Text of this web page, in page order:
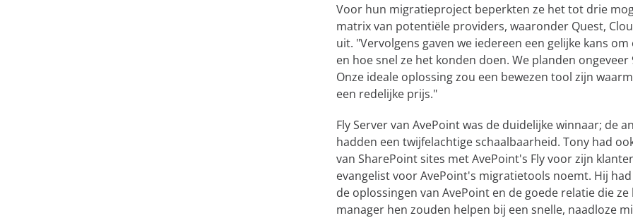
Voor hun migratieproject beperkten ze het tot drie
matrix van potentiële providers, waaronder Quest,
uit. "Vervolgens gaven we iedereen een gelijke kans
en hoe snel ze het konden doen. We planden
Onze ideale oplossing zou een bewezen tool zijn
een redelijke prijs."
Fly Server van AvePoint was de duidelijke winnaar; de
hadden een twijfelachtige schaalbaarheid. Tony had
van SharePoint sites met AvePoint's Fly voor zijn
evangelist voor AvePoint's migratietools noemt. Hij
de oplossingen van AvePoint en de goede relatie die
manager hen zouden helpen bij een snelle, naadloze